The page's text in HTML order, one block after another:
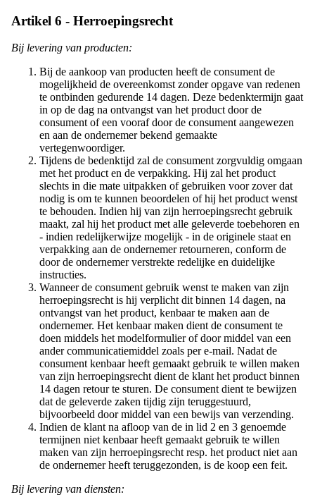
Artikel 6 - Herroepingsrecht
Bij levering van producten:
Bij de aankoop van producten heeft de consument de
mogelijkheid de overeenkomst zonder opgave van redenen
te ontbinden gedurende 14 dagen. Deze bedenktermijn gaat
in op de dag na ontvangst van het product door de
consument of een vooraf door de consument aangewezen
en aan de ondernemer bekend gemaakte
vertegenwoordiger.
Tijdens de bedenktijd zal de consument zorgvuldig omgaan
met het product en de verpakking. Hij zal het product
slechts in die mate uitpakken of gebruiken voor zover dat
nodig is om te kunnen beoordelen of hij het product wenst
te behouden. Indien hij van zijn herroepingsrecht gebruik
maakt, zal hij het product met alle geleverde toebehoren en
- indien redelijkerwijze mogelijk - in de originele staat en
verpakking aan de ondernemer retourneren, conform de
door de ondernemer verstrekte redelijke en duidelijke
instructies.
Wanneer de consument gebruik wenst te maken van zijn
herroepingsrecht is hij verplicht dit binnen 14 dagen, na
ontvangst van het product, kenbaar te maken aan de
ondernemer. Het kenbaar maken dient de consument te
doen middels het modelformulier of door middel van een
ander communicatiemiddel zoals per e-mail. Nadat de
consument kenbaar heeft gemaakt gebruik te willen maken
van zijn herroepingsrecht dient de klant het product binnen
14 dagen retour te sturen. De consument dient te bewijzen
dat de geleverde zaken tijdig zijn teruggestuurd,
bijvoorbeeld door middel van een bewijs van verzending.
Indien de klant na afloop van de in lid 2 en 3 genoemde
termijnen niet kenbaar heeft gemaakt gebruik te willen
maken van zijn herroepingsrecht resp. het product niet aan
de ondernemer heeft teruggezonden, is de koop een feit.
Bij levering van diensten: